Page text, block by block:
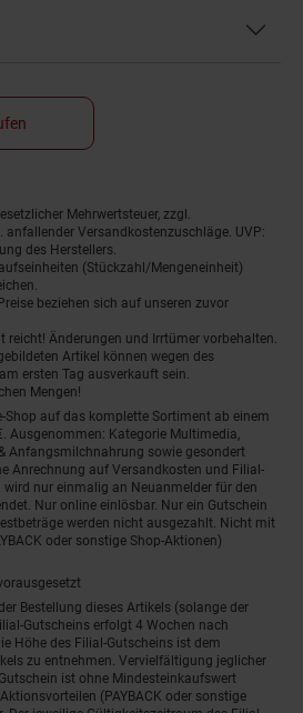
Mehrwertsteuer, zzgl.
anfallender Versandkostenzuschläge. UVP:
des Herstellers.
(Stückzahl/Mengeneinheit)
beziehen sich auf unseren zuvor
reicht! Änderungen und Irrtümer vorbehalten.
Artikel können wegen des
ersten Tag ausverkauft sein.
Mengen!
auf das komplette Sortiment ab einem
Ausgenommen: Kategorie Multimedia,
Anfangsmilchnahrung sowie gesondert
Anrechnung auf Versandkosten und Filial-
wird nur einmalig an Neuanmelder für den
Nur online einlösbar. Nur ein Gutschein
werden nicht ausgezahlt. Nicht mit
oder sonstige Shop-Aktionen)
Bestellung dieses Artikels (solange der
Gutscheins erfolgt 4 Wochen nach
Höhe des Filial-Gutscheins ist dem
zu entnehmen. Vervielfältigung jeglicher
ist ohne Mindesteinkaufswert
(PAYBACK oder sonstige